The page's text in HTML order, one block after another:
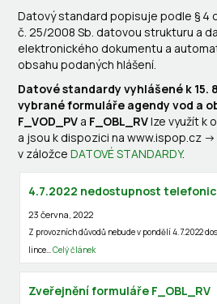
Datový standard popisuje podle § 4
č. 25/2008 Sb. datovou strukturu a
elektronického dokumentu a
obsahu podaných hlášení.
Datové standardy vyhlášené k 15.
vybrané formuláře agendy vod a
F_VOD_PV a F_OBL_RVlze využít k
a jsou k dispozici na www.ispop.cz ->
v záložce DATOVÉ STANDARDY.
4.7.2022 nedostupnost
23 června, 2022
Z provozních důvodů nebude v pondělí 4.7.2022
lince…Celý článek
Zveřejnění formuláře F_OBL_RV